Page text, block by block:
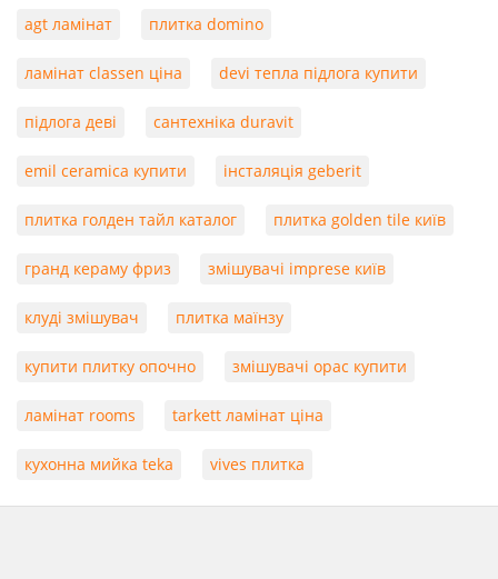
agt ламінат плитка domino
ламінат classen ціна devi тепла підлога купити
підлога деві сантехніка duravit
emil ceramica купити інсталяція geberit
плитка голден тайл каталог плитка golden tile київ
гранд кераму фриз змішувачі imprese київ
клуді змішувач плитка маїнзу
купити плитку опочно змішувачі орас купити
ламінат rooms tarkett ламінат ціна
кухонна мийка teka vives плитка